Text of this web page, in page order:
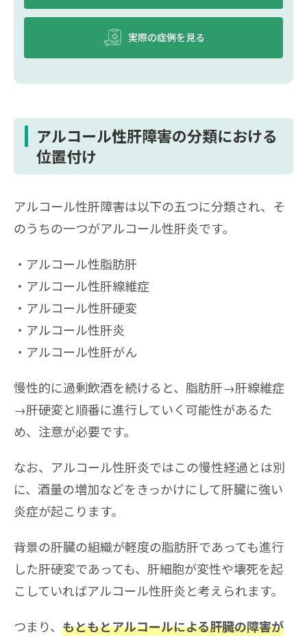
実際の症例を見る
アルコール性肝障害の分類における
位置付け
アルコール性肝障害は以下の五つに分類され、そ
のうちの一つがアルコール性肝炎です。
アルコール性脂肪肝
アルコール性肝線維症
アルコール性肝硬変
アルコール性肝炎
アルコール性肝がん
慢性的に過剰飲酒を続けると、脂肪肝→肝線維症
→肝硬変と順番に進行していく可能性があるた
め、注意が必要です。
なお、アルコール性肝炎ではこの慢性経過とは別
に、酒量の増加などをきっかけにして肝臓に強い
炎症が起こります。
背景の肝臓の組織が軽度の脂肪肝であっても進行
した肝硬変であっても、肝細胞が変性や壊死を起
こしていればアルコール性肝炎と考えられます。
つまり、 もともとアルコールによる肝臓の障害が